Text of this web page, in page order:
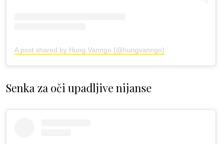
A post shared by Hung Vanngo (@hungvanngo)
Senka za oči upadljive nijanse